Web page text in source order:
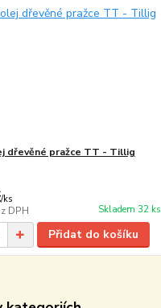
dřevěné pražce TT - Tillig
/ks
DPH Skladem 32 ks
Přidat do košíku